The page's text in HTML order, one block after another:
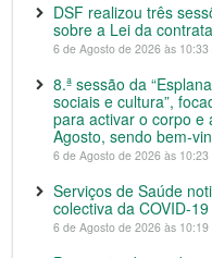
DSF realizou três
sobre a Lei da
6 de Agosto de 2026 às 10:33
8.ª sessão da
sociais e cultura”,
para activar o corpo e
Agosto, sendo bem-
6 de Agosto de 2026 às 10:23
Serviços de Saúde
colectiva da COVID-19
6 de Agosto de 2026 às 10:19